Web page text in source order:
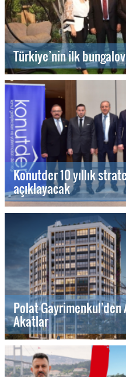
Türkiye’nin ilk
Konutder 10 yıllık
açıklayacak
Polat
Akatlar